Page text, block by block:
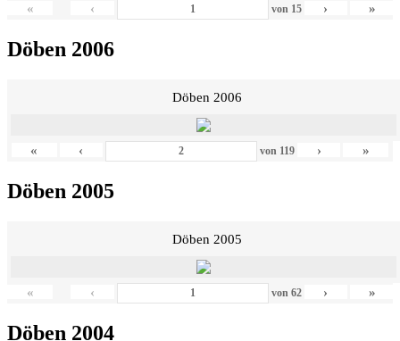
« ‹ von 15 › »
Döben 2006
Döben 2006
« ‹ von 119 › »
Döben 2005
Döben 2005
« ‹ von 62 › »
Döben 2004